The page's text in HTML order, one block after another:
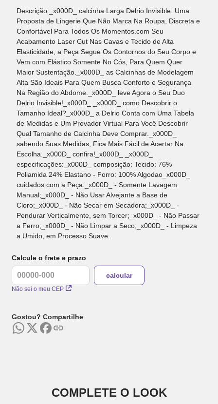
Descrição:_x000D_ calcinha Larga Delrio Invisible: Uma
Proposta de Lingerie Que Não Marca Na Roupa, Discreta e
Confortável Para Todos Os Momentos.com Seu
Acabamento Laser Cut Nas Cavas e Tecido de Alta
Elasticidade, a Peça Segue Os Contornos do Seu Corpo e
Vem com Elástico Somente No Cós, Para Quem Quer
Maior Sustentação._x000D_ as Calcinhas de Modelagem
Alta São Ideais Para Quem Busca Conforto e Segurança
Na Região do Abdome._x000D_ leve Agora o Seu Duo
Delrio Invisible!_x000D_ _x000D_ como Descobrir o
Tamanho Ideal?_x000D_ a Delrio Conta com Uma Tabela
de Medidas e Um Provador Virtual Para Você Descobrir
Qual Tamanho de Calcinha Deve Comprar._x000D_
sabendo Suas Medidas, Fica Mais Fácil de Acertar Na
Escolha._x000D_ confira!_x000D_ _x000D_
especificações:_x000D_ composição: Tecido: 76%
Poliamida 24% Elastano - Forro: 100% Algodao_x000D_
cuidados com a Peça:_x000D_ - Somente Lavagem
Manual;_x000D_ - Não Usar Alvejante a Base de
Cloro;_x000D_ - Não Secar em Secadora;_x000D_ -
Pendurar Verticalmente, sem Torcer;_x000D_ - Não Passar
a Ferro;_x000D_ - Não Limpar a Seco;_x000D_ - Limpeza
a Umido, em Processo Suave.
Calcule o frete e prazo
Não sei o meu CEP
Gostou? Compartilhe
COMPLETE O LOOK